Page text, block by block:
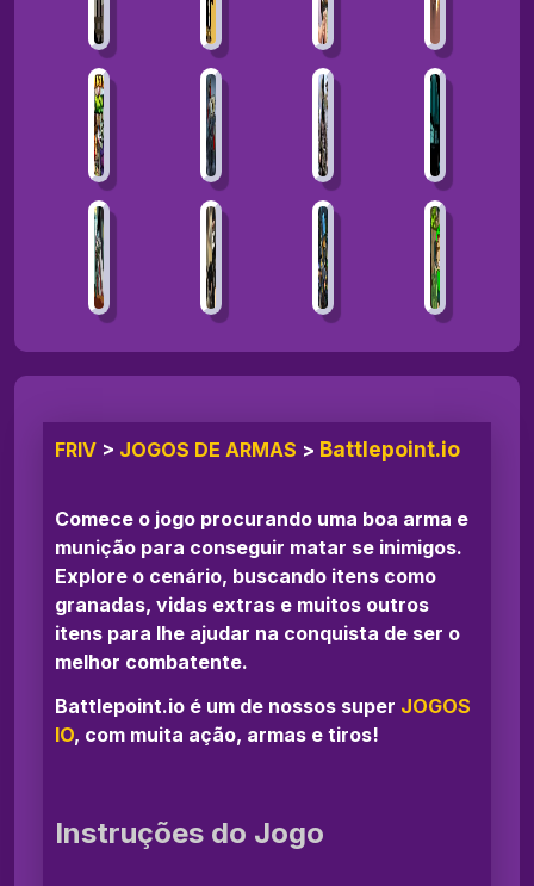
FRIV > JOGOS DE ARMAS > Battlepoint.io
Comece o jogo procurando uma boa arma e
munição para conseguir matar se inimigos.
Explore o cenário, buscando itens como
granadas, vidas extras e muitos outros
itens para lhe ajudar na conquista de ser o
melhor combatente.
Battlepoint.io é um de nossos super JOGOS
IO, com muita ação, armas e tiros!
Instruções do Jogo